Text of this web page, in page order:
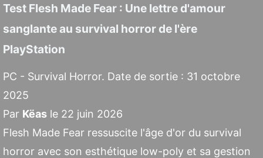
Test Flesh Made Fear : Une lettre d'amour
sanglante au survival horror de l'ère
PlayStation
PC - Survival Horror. Date de sortie : 31 octobre
2025
Par Këas le 22 juin 2026
Flesh Made Fear ressuscite l'âge d'or du survival
horror avec son esthétique low-poly et sa gestion